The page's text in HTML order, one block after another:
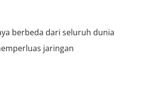
berbeda dari seluruh dunia
jaringan